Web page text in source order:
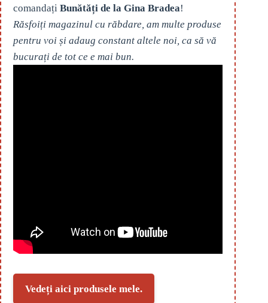
comandați Bunătăți de la Gina Bradea!
Răsfoiți magazinul cu răbdare, am multe produse
pentru voi și adaug constant altele noi, ca să vă
bucurați de tot ce e mai bun.
Vedeți aici produsele mele.